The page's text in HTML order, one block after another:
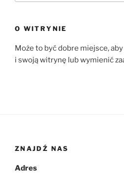
O WITRYNIE
Może to być dobre miejsce,
i swoją witrynę lub wymienić
ZNAJDŹ NAS
Adres